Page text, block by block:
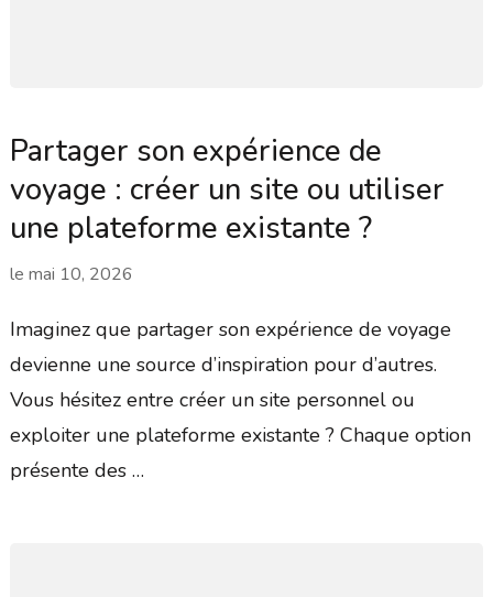
Partager son expérience de
voyage : créer un site ou utiliser
une plateforme existante ?
le mai 10, 2026
Imaginez que partager son expérience de voyage
devienne une source d’inspiration pour d’autres.
Vous hésitez entre créer un site personnel ou
exploiter une plateforme existante ? Chaque option
présente des …